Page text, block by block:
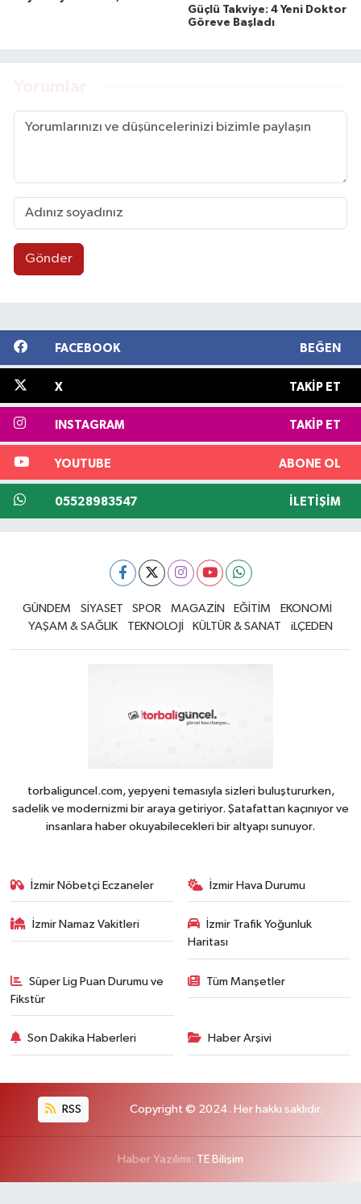
Güçlü Takviye: 4 Yeni Doktor
Göreve Başladı
Gönder
FACEBOOK BEĞEN
X TAKIP ET
INSTAGRAM TAKIP ET
YOUTUBE ABONE OL
05528983547 İLETIŞIM
GÜNDEM SİYASET SPOR MAGAZİN EĞİTİM
EKONOMİ
YAŞAM & SAĞLIK
TEKNOLOJİ KÜLTÜR & SANAT iLÇEDEN
torbaliguncel.com, yepyeni temasıyla sizleri buluştururken,
sadelik ve modernizmi bir araya getiriyor. Şatafattan kaçınıyor ve
insanlara haber okuyabilecekleri bir altyapı sunuyor.
İzmir Nöbetçi Eczaneler İzmir Hava Durumu
İzmir Namaz Vakitleri
İzmir Trafik Yoğunluk
Haritası
Süper Lig Puan Durumu ve
Fikstür
Tüm Manşetler
Son Dakika Haberleri Haber Arşivi
RSS Copyright © 2024. Her hakkı saklıdır.
Haber Yazılımı: TE Bilişim